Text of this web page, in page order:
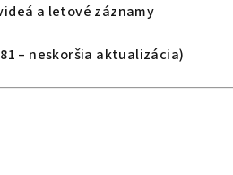
a letové záznamy
– neskoršia aktualizácia)